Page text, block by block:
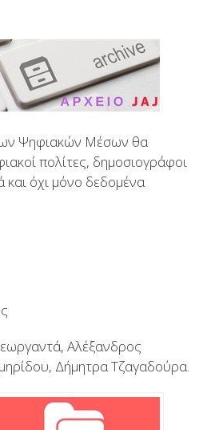
Ψηφιακών Μέσων θα
πολίτες, δημοσιογράφοι
και όχι μόνο δεδομένα
Αλέξανδρος
Δήμητρα Τζαγαδούρα.